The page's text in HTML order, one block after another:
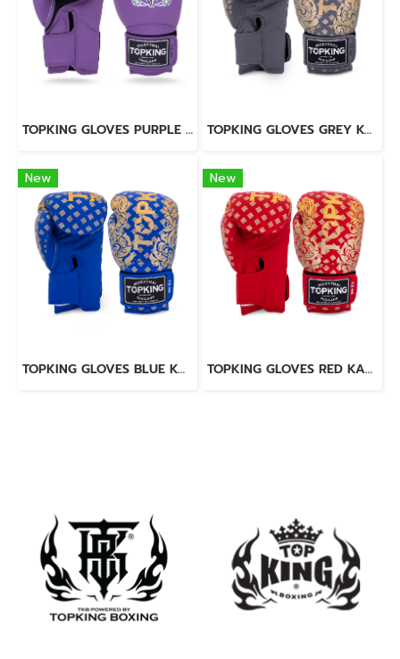
TOPKING GLOVES PURPLE SUPER AIR TOPKING GLOVES GREY KANOK-02
New
TOPKING GLOVES BLUE KANOK-02
New
TOPKING GLOVES RED KANOK-02